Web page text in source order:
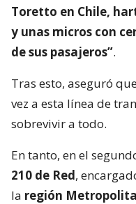
Toretto en Chile,
y unas micros con
de sus pasajeros”.
Tras esto, aseguró
vez a esta línea de
sobrevivir a todo.
En tanto, en el
210 de Red,
la región